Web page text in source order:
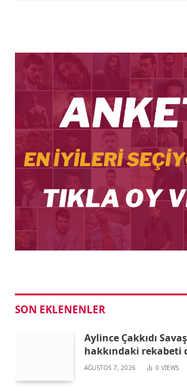
SON EKLENENLER
Aylince Çakkıdı
hakkındaki rekabeti
AĞUSTOS 7, 2026 0 VIEWS